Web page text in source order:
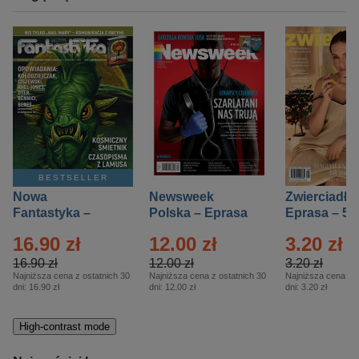
BESTSELLER
Nowa
Fantastyka –
16.90 zł
16.90 zł
Najniższa cena z ostatnich 30
dni: 16.90 zł
Newsweek
Polska – Eprasa
12.00 zł
12.00 zł
Najniższa cena z ostatnich 30
dni: 12.00 zł
Zwierciadło
Eprasa – 5/
3.20 zł
3.20 zł
Najniższa cena z
dni: 3.20 zł
High-contrast mode